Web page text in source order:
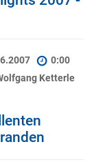
0:00
Ketterle